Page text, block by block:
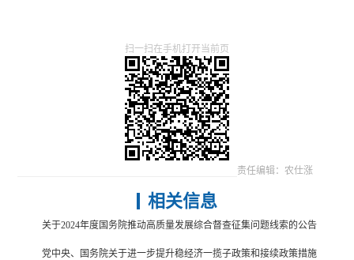
扫一扫在手机打开当前页
责任编辑：农仕涨
相关信息
关于2024年度国务院推动高质量发展综合督查征集问题线索的公告
党中央、国务院关于进一步提升稳经济一揽子政策和接续政策措施